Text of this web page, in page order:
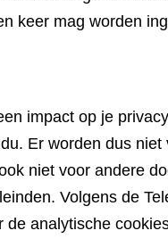
keer mag worden
impact op je
Er worden dus
niet voor andere
Volgens de
analytische